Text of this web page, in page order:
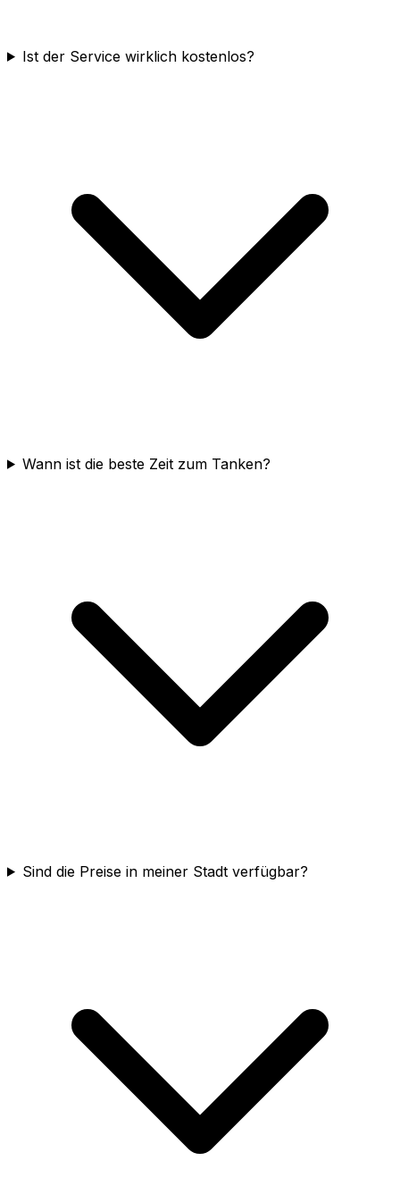
Ist der Service wirklich kostenlos?
Wann ist die beste Zeit zum Tanken?
Sind die Preise in meiner Stadt verfügbar?